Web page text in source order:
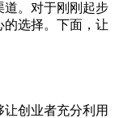
道。对于刚刚起步
的选择。下面，让
创业者充分利用